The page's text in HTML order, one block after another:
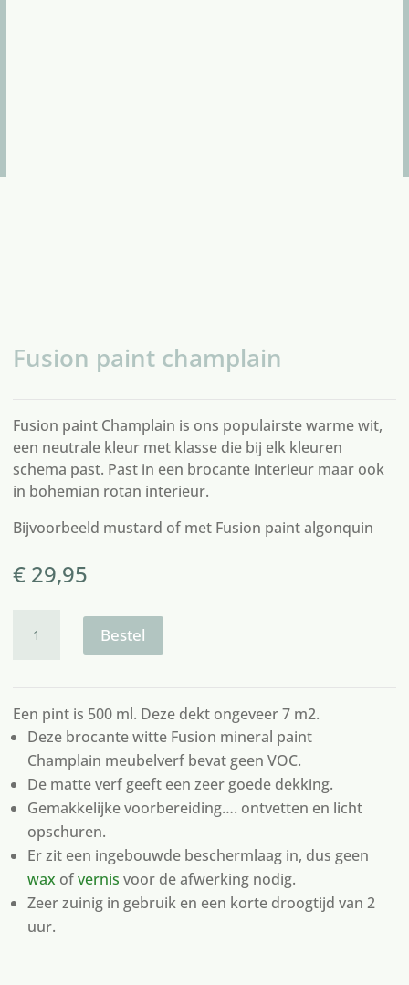
Fusion paint champlain
Fusion paint Champlain is ons populairste warme wit,
een neutrale kleur met klasse die bij elk kleuren
schema past. Past in een brocante interieur maar ook
in bohemian rotan interieur.
Bijvoorbeeld mustard of met Fusion paint algonquin
€29,95
paint
champlain
Bestel
Een pint is 500 ml. Deze dekt ongeveer 7 m2.
Deze brocante witte Fusion mineral paint
Champlain meubelverf bevat geen VOC.
De matte verf geeft een zeer goede dekking.
Gemakkelijke voorbereiding…. ontvetten en licht
opschuren.
Er zit een ingebouwde beschermlaag in, dus geen
wax ofvernis voor de afwerking nodig.
Zeer zuinig in gebruik en een korte droogtijd van 2
uur.